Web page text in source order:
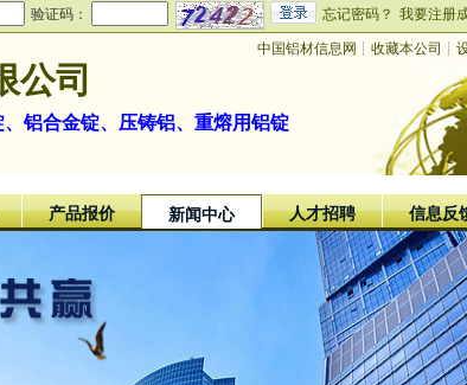
验证码： 忘记密码？ 我要注册
中国铝材信息网 ┊ 收藏本公司 ┊
公司
铝合金锭、压铸铝、重熔用铝锭
产品报价 新闻中心 人才招聘 信息反